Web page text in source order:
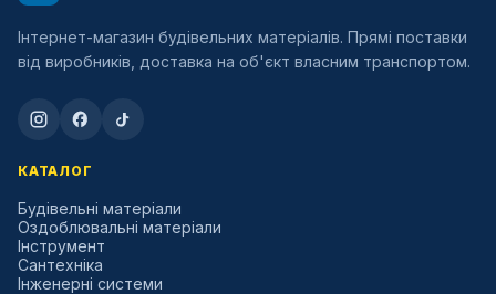
Інтернет-магазин будівельних матеріалів. Прямі поставки
від виробників, доставка на об'єкт власним транспортом.
КАТАЛОГ
Будівельні матеріали
Оздоблювальні матеріали
Інструмент
Сантехніка
Інженерні системи